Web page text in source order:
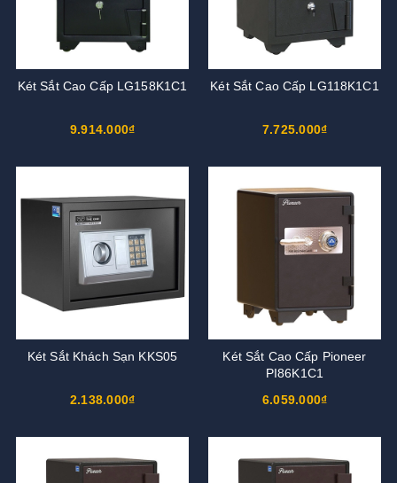
Két Sắt Cao Cấp LG158K1C1
9.914.000₫
Két Sắt Cao Cấp LG118K1C1
7.725.000₫
Két Sắt Khách Sạn KKS05
2.138.000₫
Két Sắt Cao Cấp Pioneer
PI86K1C1
6.059.000₫